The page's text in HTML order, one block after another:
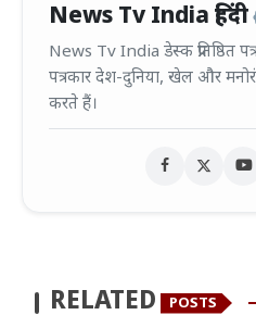
News Tv India हिंदी
News Tv India डेस्क प्रतिष्ठित
पत्रकार देश-दुनिया, खेल और
करते हैं।
RELATED POSTS